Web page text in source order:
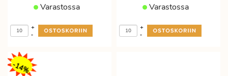
Varastossa
-
+
Varastossa
-
+
-14%